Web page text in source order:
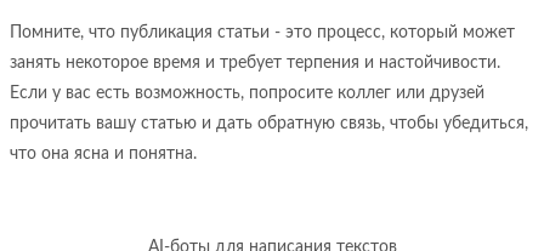
Помните, что публикация статьи - это процесс, который может
занять некоторое время и требует терпения и настойчивости.
Если у вас есть возможность, попросите коллег или друзей
прочитать вашу статью и дать обратную связь, чтобы убедиться,
что она ясна и понятна.
AI-боты для написания текстов